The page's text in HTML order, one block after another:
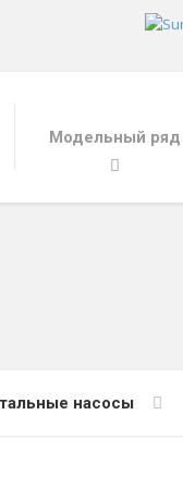
Модельный ряд
насосы